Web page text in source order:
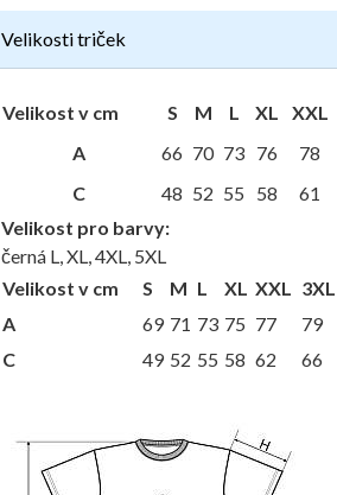
Velikosti triček
Velikost v cm S M L XL XXL
A
66 70 73 76 78
C
48 52 55 58 61
Velikost pro barvy:
černá L, XL, 4XL, 5XL
Velikost v cm
S M L XL XXL 3XL
A
69 71 73 75 77 79
C
49 52 55 58 62 66